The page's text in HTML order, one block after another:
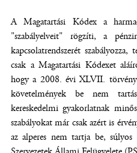
A Magatartási Kódex a
"szabályelveit" rögzíti, a
kapcsolatrendszerét
csak a Magatartási Kódexet
hogy a 2008. évi XLVII.
követelmények be nem
kereskedelmi gyakorlatnak
szabályokat már csak azért is
az alperes nem tartja be, súlyos